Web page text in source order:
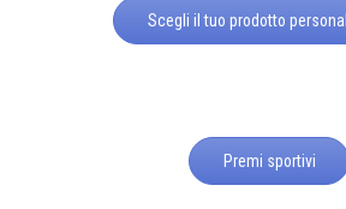
Scegli il tuo prodotto
Premi sportivi